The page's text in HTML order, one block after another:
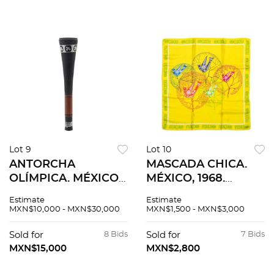
Lot 9
ANTORCHA
OLÍMPICA. MÉXICO,
aluminio y mango
estuche de cartón
original. 53 cm de
Estimate
MXN$10,000 - MXN$30,000
8 Bids
Sold for
MXN$15,000
Lot 10
MASCADA CHICA.
MÉXICO, 1968.
Diseño
para los Juegos
Olimpicos. Decorado
Estimate
MXN$1,500 - MXN$3,000
7 Bids
Sold for
MXN$2,800